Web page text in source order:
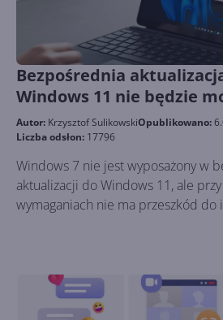
Bezpośrednia
Windows 11 nie będzie
Autor: Krzysztof SulikowskiOpublikowano:
Liczba odsłon: 17796
Windows 7 nie jest wyposażony w
aktualizacji do Windows 11, ale
wymaganiach nie ma przeszkód do